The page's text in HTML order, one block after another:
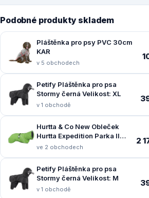
Podobné produkty skladem
Pláštěnka pro psy PVC 30cm
KAR
v 5 obchodech
Petify Pláštěnka pro psa
Stormy černá Velikost: XL
v 1 obchodě
Hurtta & Co New Obleček
Hurtta Expedition Parka II
petrželový 55
ve 2 obchodech
2
Petify Pláštěnka pro psa
Stormy černá Velikost: M
v 1 obchodě